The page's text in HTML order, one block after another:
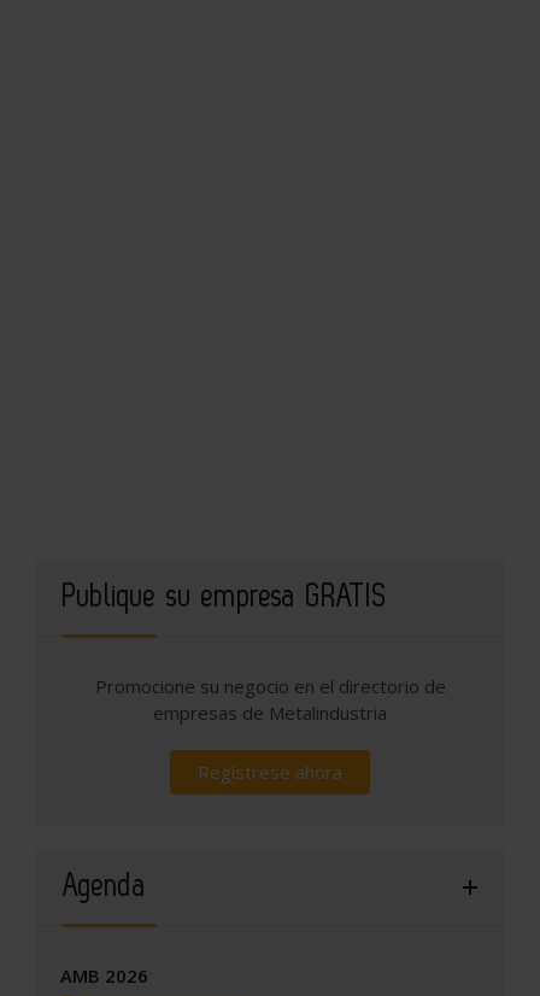
Publique su empresa GRATIS
Promocione su negocio en el directorio de
empresas de Metalindustria
Regístrese ahora
Agenda
AMB 2026